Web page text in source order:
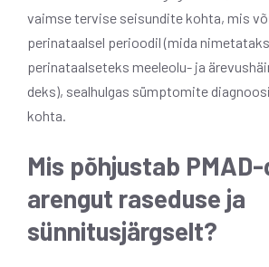
vaimse tervise seisundite kohta, mis
perinataalsel perioodil (mida
perinataalseteks meeleolu- ja
deks), sealhulgas sümptomite
kohta.
Mis põhjustab
arengut raseduse ja
sünnitusjärgselt?